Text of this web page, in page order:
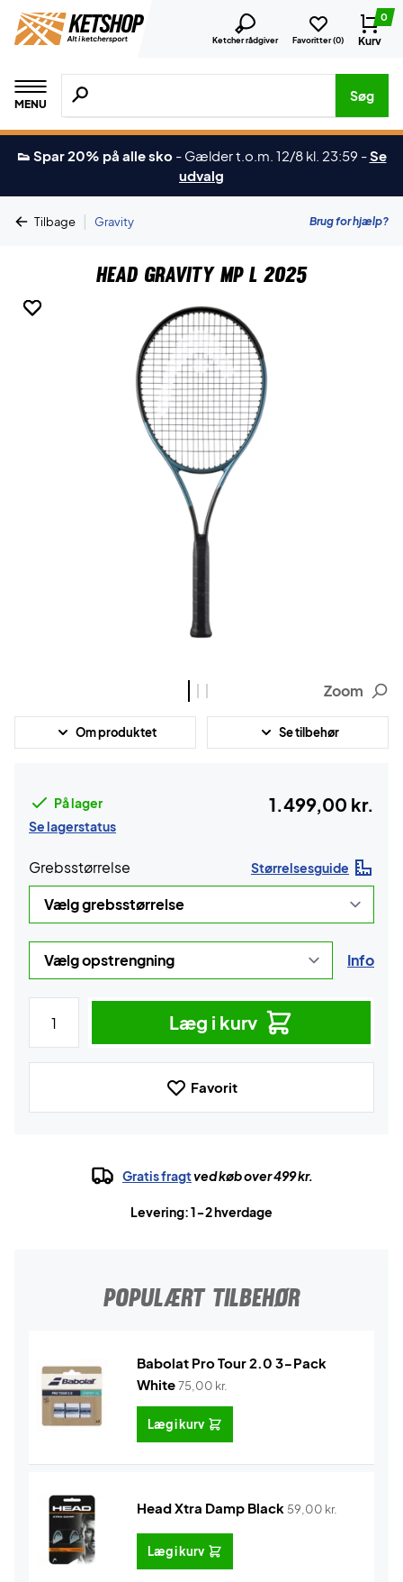
Ketcher rådgiver Favoritter (0)
0
Kurv
MENU
Søg efter produkter, mærker etc.
Søg
👟 Spar 20% på alle sko - Gælder t.o.m. 12/8 kl. 23:59 -Se
udvalg
Tilbage | Gravity Brug for hjælp?
Head Gravity MP L 2025
Zoom
Om produktet Se tilbehør
På lager
Se lagerstatus
1.499,00 kr.
Grebsstørrelse Størrelsesguide
Info
Læg i kurv
Favorit
Gratis fragtved køb over 499 kr.
Levering: 1-2 hverdage
POPULÆRT TILBEHØR
Babolat Pro Tour 2.0 3-Pack
White75,00 kr.
Læg i kurv
Head Xtra Damp Black 59,00 kr.
Læg i kurv